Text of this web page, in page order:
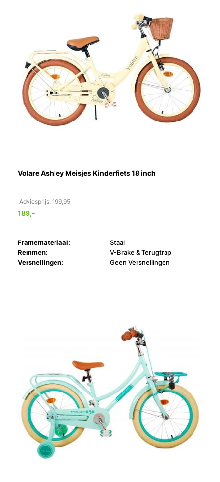
Volare Ashley Meisjes Kinderfiets 18 inch
Adviesprijs: 199,95
189,-
Framemateriaal:
Staal
Remmen:
V-Brake & Terugtrap
Versnellingen:
Geen Versnellingen